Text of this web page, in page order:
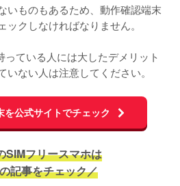
いものもあるため、動作確認端末
クしなければなりません。
ている人には大したデメリット
ない人は注意してください。
を公式サイトでチェック
SIMフリースマホは
記事をチェック／